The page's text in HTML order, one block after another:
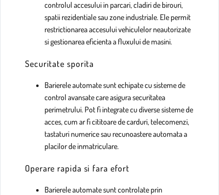
controlul accesului in parcari, cladiri de birouri,
spatii rezidentiale sau zone industriale. Ele permit
restrictionarea accesului vehiculelor neautorizate
si gestionarea eficienta a fluxului de masini.
Securitate sporita
Barierele automate sunt echipate cu sisteme de
control avansate care asigura securitatea
perimetrului. Pot fi integrate cu diverse sisteme de
acces, cum ar fi cititoare de carduri, telecomenzi,
tastaturi numerice sau recunoastere automata a
placilor de inmatriculare.
Operare rapida si fara efort
Barierele automate sunt controlate prin